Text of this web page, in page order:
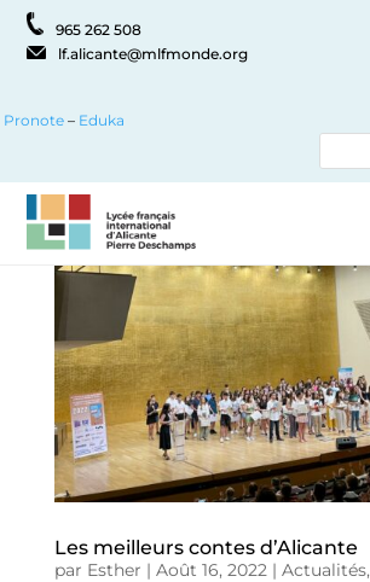
965 262 508
lf.alicante@mlfmonde.org
Pronote – Eduka
Les meilleurs contes d’Alicante
par Esther | Août 16, 2022 | Actualités,